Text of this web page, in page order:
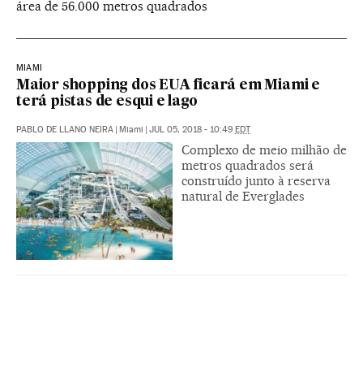
área de 56.000 metros quadrados
MIAMI
Maior shopping dos EUA ficará em Miami e
terá pistas de esqui e lago
PABLO DE LLANO NEIRA Miami JUL 05, 2018 - 10:49 EDT
Complexo de meio milhão de
metros quadrados será
construído junto à reserva
natural de Everglades